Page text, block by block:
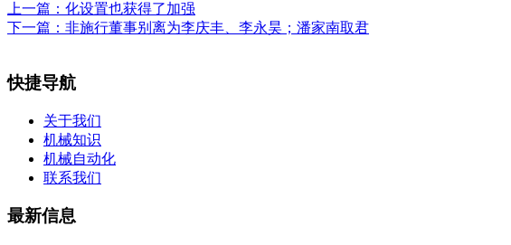
上一篇： 化设置也获得了加强
下一篇： 非施行董事别离为李庆丰、李永昊；潘家南取君
快捷导航
关于我们
机械知识
机械自动化
联系我们
最新信息